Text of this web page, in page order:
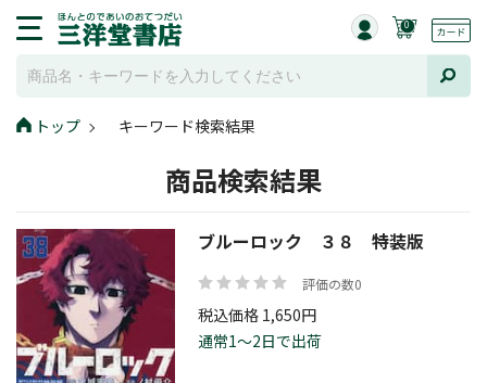
0
トップ キーワード検索結果
商品検索結果
ブルーロック ３８ 特装版
評価の数0
税込価格 1,650円
通常1～2日で出荷